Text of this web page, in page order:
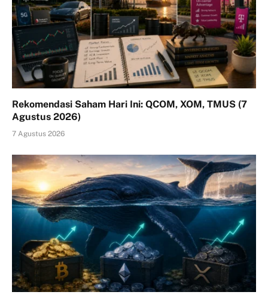
Rekomendasi Saham Hari Ini: QCOM, XOM, TMUS (7
Agustus 2026)
7 Agustus 2026